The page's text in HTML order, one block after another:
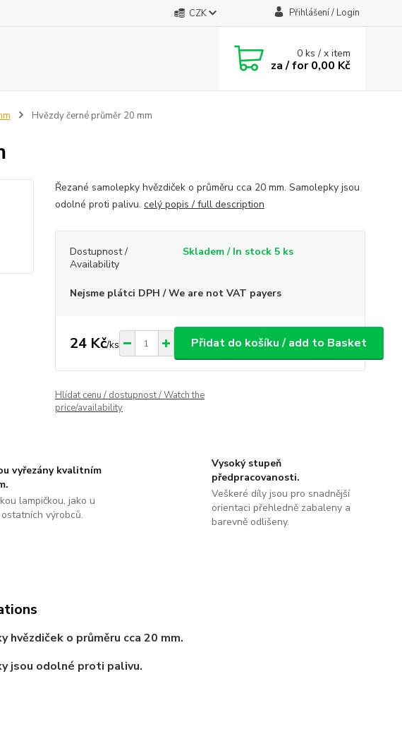
CZK Přihlášení / Login
0ks / x item
za / for0,00 Kč
Hvězdy černé průměr 20 mm
Řezané samolepky hvězdiček o průměru cca 20 mm. Samolepky jsou
odolné proti palivu. celý popis / full description
Dostupnost /
Availability
Skladem / In stock 5 ks
Nejsme plátci DPH / We are not VAT payers
24 Kč/ks Přidat do košíku / add to Basket
Hlídat cenu / dostupnost / Watch the
price/availability
vyřezány kvalitním
lampičkou, jako u
výrobců.
Vysoký stupeň
předpracovanosti.
Veškeré díly jsou pro snadnější
orientaci přehledně zabaleny a
barevně odlišeny.
hvězdiček o průměru cca 20 mm.
jsou odolné proti palivu.